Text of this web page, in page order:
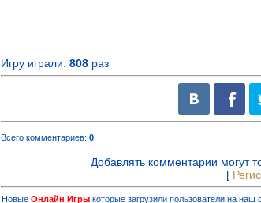
Игру играли: 808 раз
Всего комментариев: 0
Добавлять комментарии могут
[
Новые Онлайн Игры которые загрузили пользователи на наш